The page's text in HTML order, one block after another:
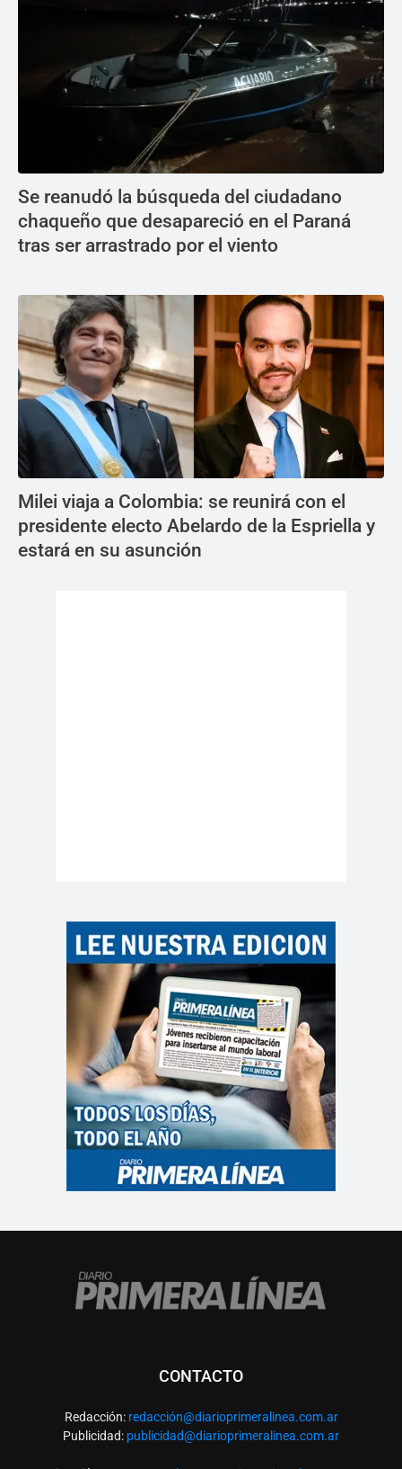
Se reanudó la búsqueda del ciudadano
chaqueño que desapareció en el Paraná
tras ser arrastrado por el viento
Milei viaja a Colombia: se reunirá con el
presidente electo Abelardo de la Espriella y
estará en su asunción
CONTACTO
Redacción: redacción@diarioprimeralinea.com.ar
Publicidad: publicidad@diarioprimeralinea.com.ar